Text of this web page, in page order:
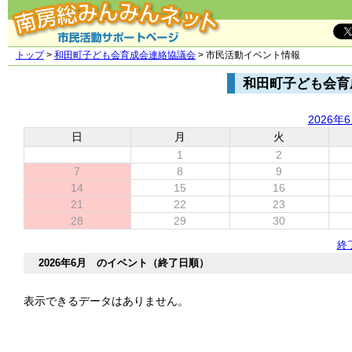
トップ> 和田町子ども会育成会連絡協議会> 市民活動イベント情報
和田町子ども会
2026年
日
月
火
1
2
7
8
9
14
15
16
21
22
23
28
29 30
終
2026年6月 のイベント（終了日順）
表示できるデータはありません。